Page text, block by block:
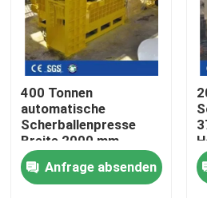
Werksbesichtigung
Qualitätskontrolle
Kontakt mit uns
Neuigkeiten
400 Tonnen
automatische
Scherballenpresse
Breite 2000 mm
Hydraulische
Ballenpresse
Anfrage absenden